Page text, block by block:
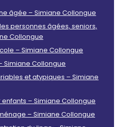
âgée – Simiane Collongue
personnes âgées, seniors,
Collongue
– Simiane Collongue
Collongue
et atypiques – Simiane
– Simiane Collongue
– Simiane Collongue